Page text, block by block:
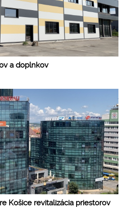
a doplnkov
Košice revitalizácia priestorov